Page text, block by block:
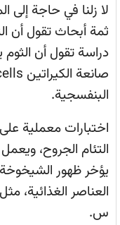
لا زلنا في حاجة إلى
ثمة أبحاث تقول أن
دراسة تقول أن
البنفسجية.
اختبارات معملية
التئام الجروح،
يؤخر ظهور
س.